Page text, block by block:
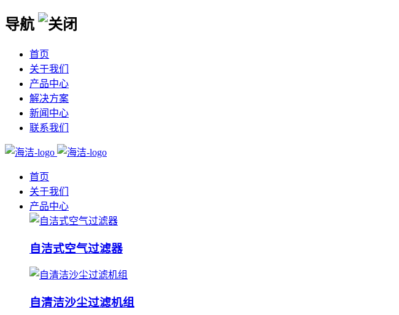
导航
首页
关于我们
产品中心
解决方案
新闻中心
联系我们
首页
关于我们
产品中心
自洁式空气过滤器
自清洁沙尘过滤机组